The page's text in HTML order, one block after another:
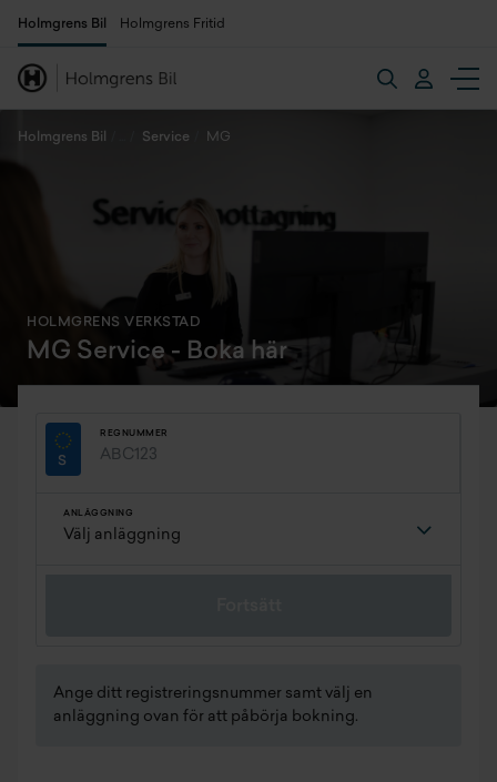
Holmgrens Bil Holmgrens Fritid
Holmgrens Bil Service MG
HOLMGRENS VERKSTAD
MG Service - Boka här
REGNUMMER
ANLÄGGNING
Ange ditt registreringsnummer samt välj en
anläggning ovan för att påbörja bokning.